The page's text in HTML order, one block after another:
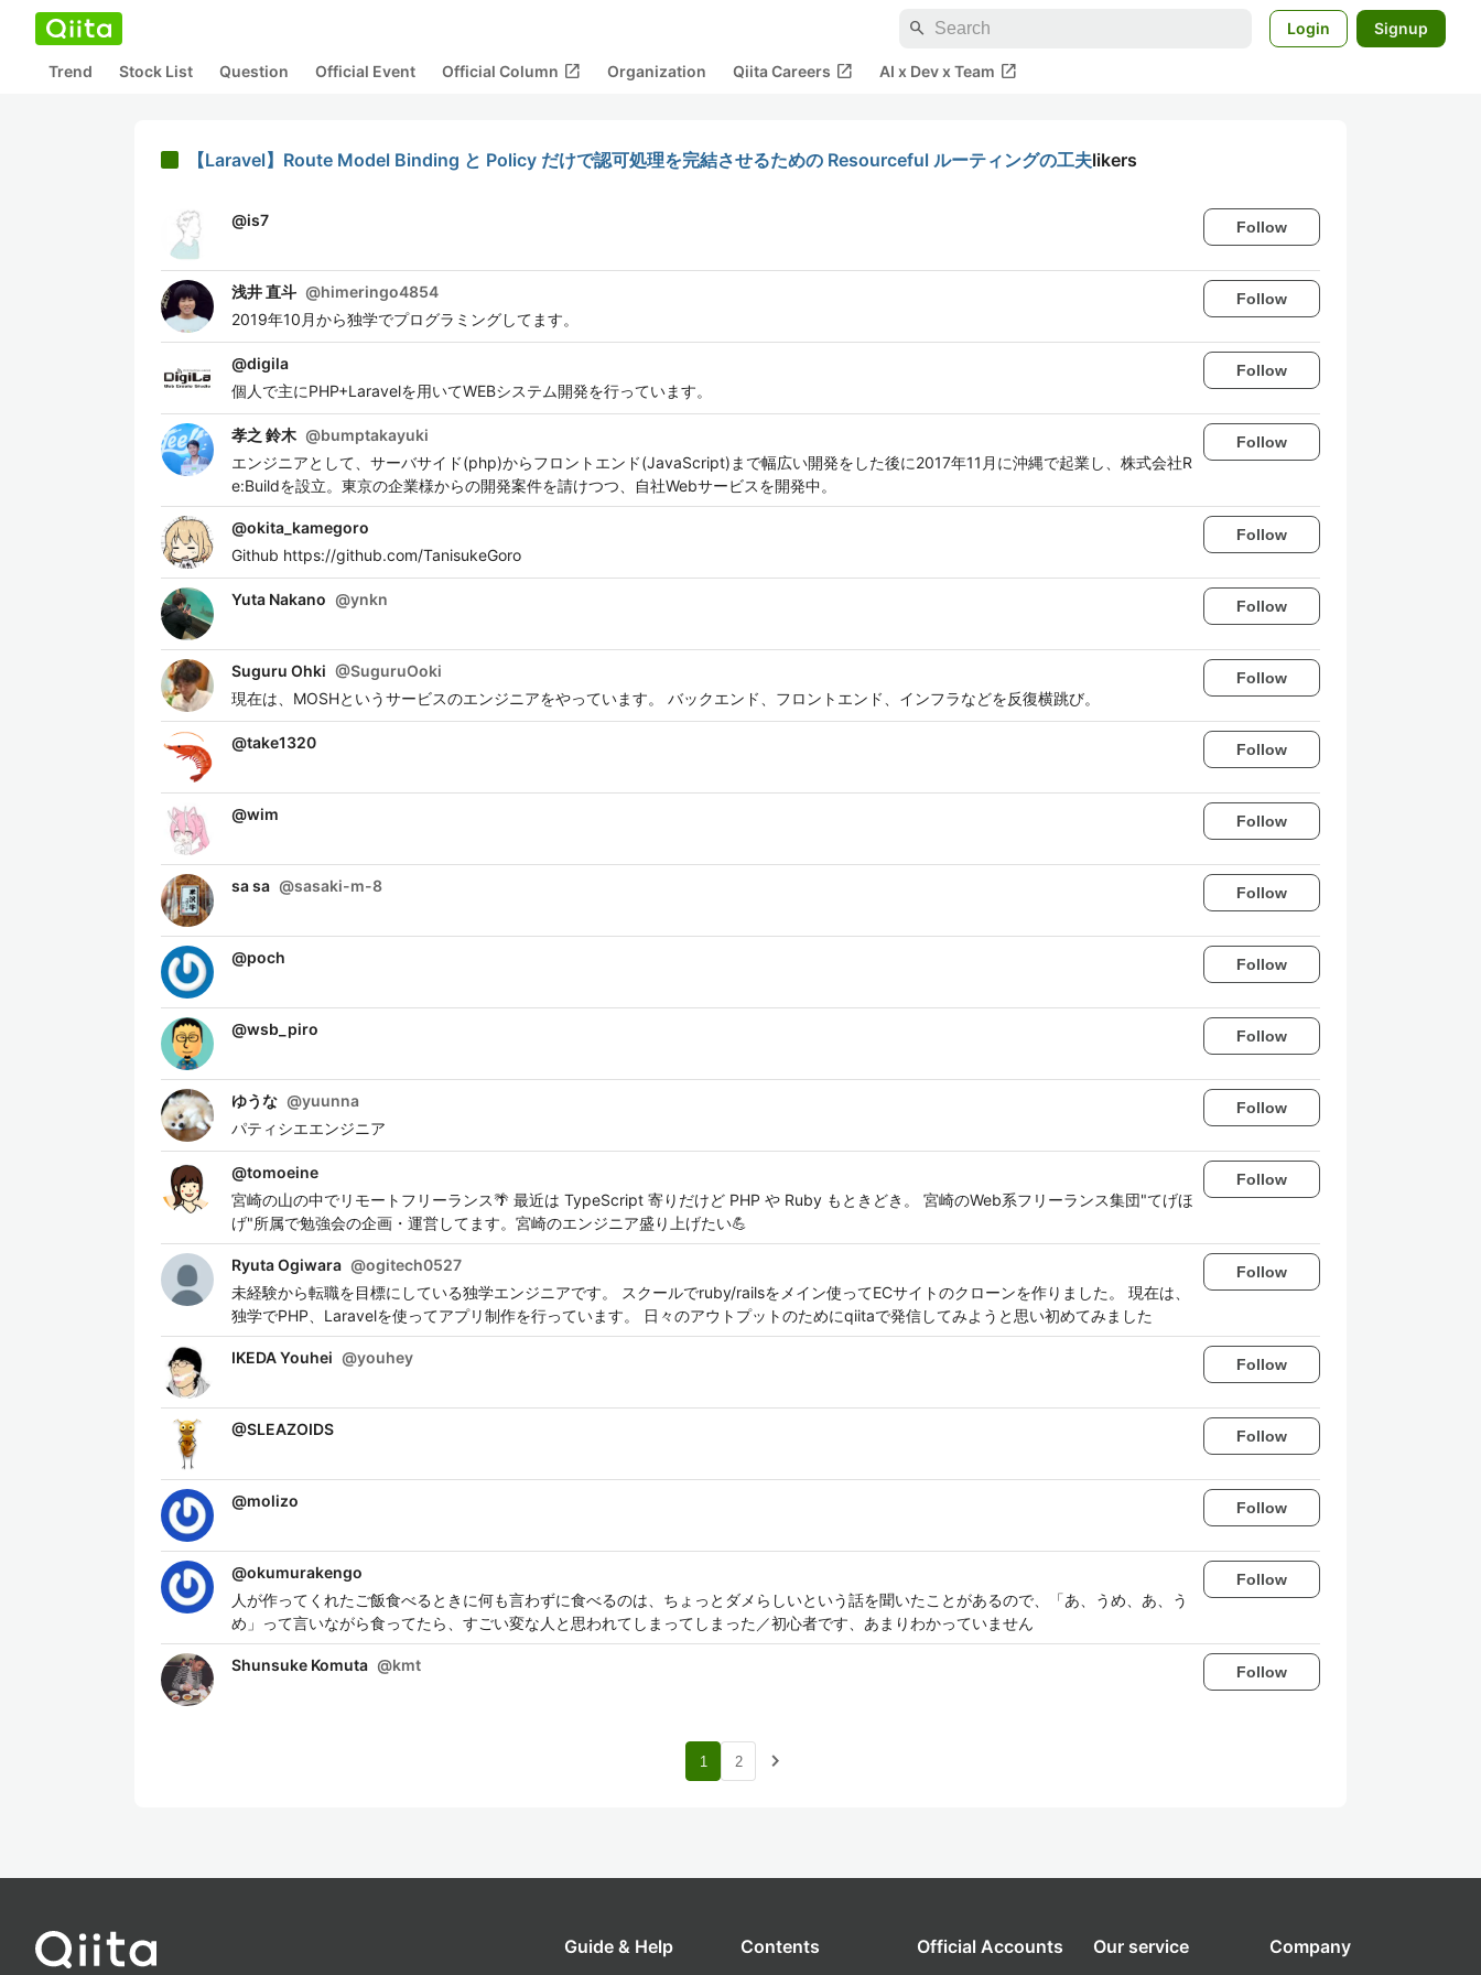
search Login Signup
Trend Stock List Question Official Event Official Column open_in_new Organization Qiita Careers open_in_new AI x Dev x Team open_in_new
【Laravel】Route Model Binding と Policy だけで認可処理を完結させるための Resourceful ルーティングの工夫likers
@is7 Follow
浅井 直斗 @himeringo4854
2019年10月から独学でプログラミングしてます。
Follow
@digila
個人で主にPHP+Laravelを用いてWEBシステム開発を行っています。
Follow
孝之 鈴木 @bumptakayuki
エンジニアとして、サーバサイド(php)からフロントエンド(JavaScript)まで幅広い開発をした後に2017年11月に沖縄で起業し、株式会社R
e:Buildを設立。東京の企業様からの開発案件を請けつつ、自社Webサービスを開発中。
Follow
@okita_kamegoro
Github https://github.com/TanisukeGoro
Follow
Yuta Nakano @ynkn Follow
Suguru Ohki @SuguruOoki
現在は、MOSHというサービスのエンジニアをやっています。 バックエンド、フロントエンド、インフラなどを反復横跳び。
Follow
@take1320 Follow
@wim Follow
sa sa @sasaki-m-8 Follow
@poch Follow
@wsb_piro Follow
ゆうな @yuunna
パティシエエンジニア
Follow
@tomoeine
宮崎の山の中でリモートフリーランス🌴 最近は TypeScript 寄りだけど PHP や Ruby もときどき。 宮崎のWeb系フリーランス集団"てげほ
げ"所属で勉強会の企画・運営してます。宮崎のエンジニア盛り上げたい💪
Follow
Ryuta Ogiwara @ogitech0527
未経験から転職を目標にしている独学エンジニアです。 スクールでruby/railsをメイン使ってECサイトのクローンを作りました。 現在は、
独学でPHP、Laravelを使ってアプリ制作を行っています。 日々のアウトプットのためにqiitaで発信してみようと思い初めてみました
Follow
IKEDA Youhei @youhey Follow
@SLEAZOIDS Follow
@molizo Follow
@okumurakengo
人が作ってくれたご飯食べるときに何も言わずに食べるのは、ちょっとダメらしいという話を聞いたことがあるので、「あ、うめ、あ、う
め」って言いながら食ってたら、すごい変な人と思われてしまってしまった／初心者です、あまりわかっていません
Follow
Shunsuke Komuta @kmt Follow
1 2 navigate_next
Guide & Help Contents Official Accounts Our service Company